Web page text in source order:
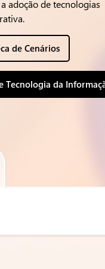
adoção de tecnologias
de Cenários
Tecnologia da